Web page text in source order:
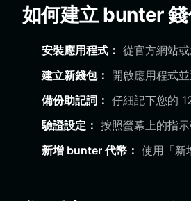
如何建立 bunter
安裝應用程式： 從官方網站
建立新錢包： 開啟應用程式
備份助記詞： 仔細記下您的
驗證設定： 按照螢幕上的指
新增 bunter 代幣： 使用「新